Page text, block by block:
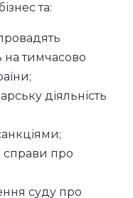
та:
на тимчасово
діяльність
про
суду про